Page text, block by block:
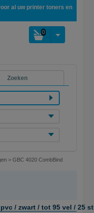
al uw printer toners en
0
Zoeken
> GBC 4020 CombBind
/ zwart / tot 95 vel / 25